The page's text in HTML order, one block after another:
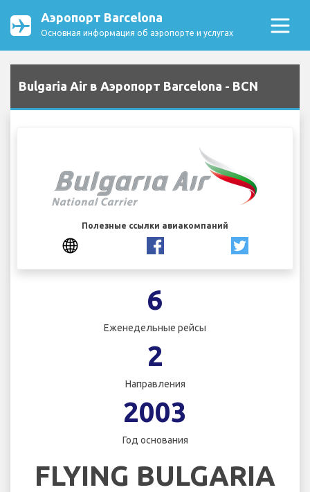
Аэропорт Barcelona
Основная информация об аэропорте и услугах
Bulgaria Air в Аэропорт Barcelona - BCN
Полезные ссылки авиакомпаний
6
Еженедельные рейсы
2
Направления
2003
Год основания
FLYING BULGARIA